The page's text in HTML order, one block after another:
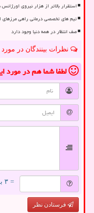
استقرار بالاتر از هزار نیروی
تیم های تخصصی درمانی راهی مرزهای
صف انتظار در همه دنیا وجود دارد
نظرات بینندگان در
لطفا شما همدر مورد
= ۳ بعلاوه ۴
فرستادن نظر